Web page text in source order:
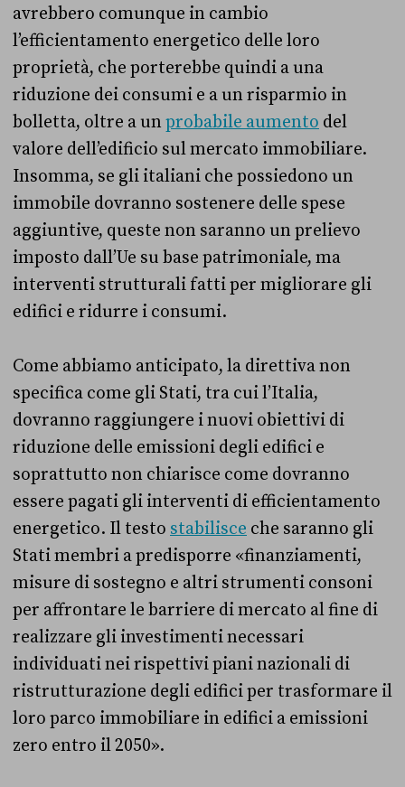
avrebbero comunque in cambio
l’efficientamento energetico delle loro
proprietà, che porterebbe quindi a una
riduzione dei consumi e a un risparmio in
bolletta, oltre a unprobabile aumento del
valore dell’edificio sul mercato immobiliare.
Insomma, se gli italiani che possiedono un
immobile dovranno sostenere delle spese
aggiuntive, queste non saranno un prelievo
imposto dall’Ue su base patrimoniale, ma
interventi strutturali fatti per migliorare gli
edifici e ridurre i consumi.
Come abbiamo anticipato, la direttiva non
specifica come gli Stati, tra cui l’Italia,
dovranno raggiungere i nuovi obiettivi di
riduzione delle emissioni degli edifici e
soprattutto non chiarisce come dovranno
essere pagati gli interventi di efficientamento
energetico. Il testo stabilisce che saranno gli
Stati membri a predisporre «finanziamenti,
misure di sostegno e altri strumenti consoni
per affrontare le barriere di mercato al fine di
realizzare gli investimenti necessari
individuati nei rispettivi piani nazionali di
ristrutturazione degli edifici per trasformare il
loro parco immobiliare in edifici a emissioni
zero entro il 2050».